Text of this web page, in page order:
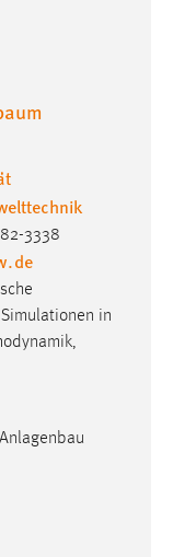
3338
.de
in